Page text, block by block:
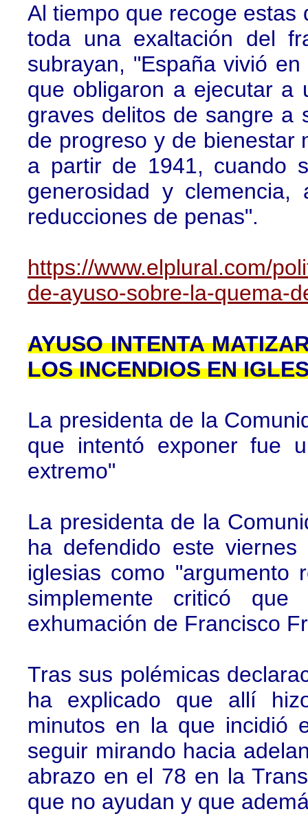
Al tiempo que recoge estas
toda una exaltación del
subrayan, "España vivió
que obligaron a ejecutar a
graves delitos de sangre a
de progreso y de bienestar
a partir de 1941, cuando
generosidad y
reducciones de penas".
https://www.elplural.com/
de-ayuso-sobre-la-quema-
AYUSO INTENTA
LOS INCENDIOS EN
La presidenta de la
que intentó exponer fue
extremo"
La presidenta de la
ha defendido este
iglesias como "argumento
simplemente criticó
exhumación de Francisco
Tras sus polémicas
ha explicado que allí
minutos en la que incidió
seguir mirando hacia
abrazo en el 78 en la
que no ayudan y que